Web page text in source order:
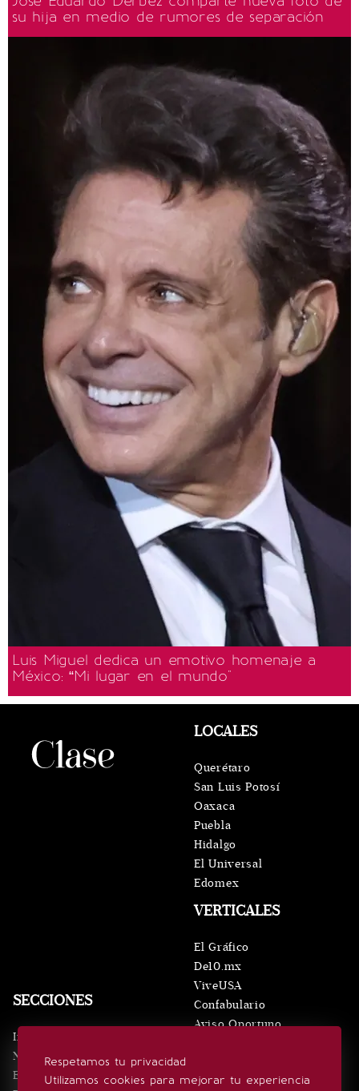
su hija en medio de rumores de separación
Luis Miguel dedica un emotivo homenaje a
México: “Mi lugar en el mundo"
Respetamos tu privacidad
Utilizamos cookies para mejorar tu experiencia
SECCIONES
Inicio
Noticias
Eventos
VERTICALES
El Gráfico
De10.mx
ViveUSA
Confabulario
Aviso Oportuno
LOCALES
Querétaro
San Luis Potosí
Oaxaca
Puebla
Hidalgo
El Universal
Edomex